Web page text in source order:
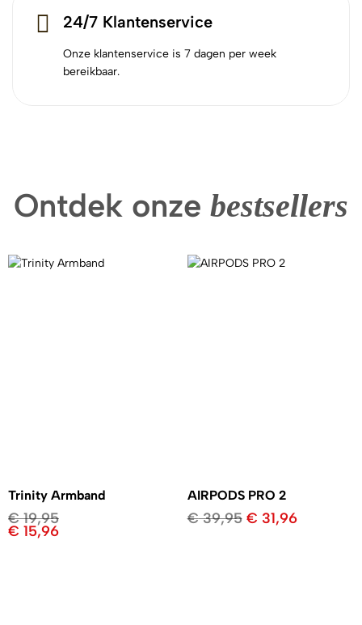
24/7 Klantenservice
Onze klantenservice is 7 dagen per week
bereikbaar.
Ontdek onze bestsellers
Trinity Armband
€19,95
€ 15,96
AIRPODS PRO 2
€39,95 € 31,96